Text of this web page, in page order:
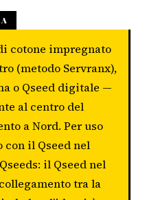
cotone impregnato
(metodo Servranx),
o Qseed digitale —
al centro del
a Nord. Per uso
il Qseed nel
il Qseed nel
tra la